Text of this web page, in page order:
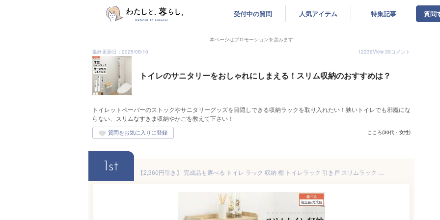
受付中の質問 人気アイテム 特集記事 質問
本ページはプロモーションを含みます
最終更新日：2025/08/10
12239View 39コメント
トイレのサニタリーをおしゃれにしまえる！スリム収納のおすすめは？
トイレットペーパーのストックやサニタリーグッズを目隠しできる収納ラックを取り入れたい！狭いトイレでも邪魔にな
らない、スリムなすきま収納やかごを教えて下さい！
こころ(30代・女性)
1st